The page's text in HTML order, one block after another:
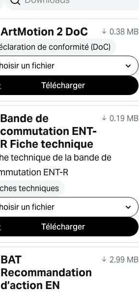
des téléchargements
ArtMotion 2 DoC
0.38 MB
de conformité (DoC)
le téléchargement
Télécharger
Bande de
commutation ENT-
R Fiche technique
0.19 MB
technique de la bande de
ENT-R
techniques
le téléchargement
Télécharger
BAT
Recommandation
d’action EN
2.99 MB